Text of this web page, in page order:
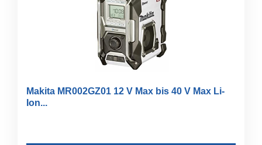
Makita MR002GZ01 12 V Max bis 40 V Max Li-
Ion...